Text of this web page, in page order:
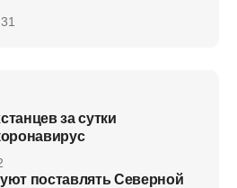
за сутки
поставлять Северной